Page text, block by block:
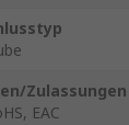
Zulassungen
EAC